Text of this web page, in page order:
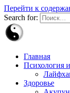
Перейти к
Search for:
Главная
Психология
Здоровье